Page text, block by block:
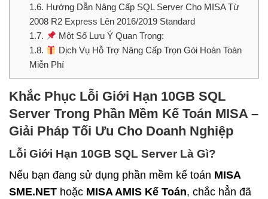
1.6. Hướng Dẫn Nâng Cấp SQL Server Cho MISA Từ
2008 R2 Express Lên 2016/2019 Standard
1.7.
Một Số Lưu Ý Quan Trọng:
1.8.
Dịch Vụ Hỗ Trợ Nâng Cấp Trọn Gói Hoàn Toàn
Miễn Phí
Khắc Phục Lỗi Giới Hạn 10GB SQL
Server Trong Phần Mềm Kế Toán MISA –
Giải Pháp Tối Ưu Cho Doanh Nghiệp
Lỗi Giới Hạn 10GB SQL Server Là Gì?
Nếu bạn đang sử dụng phần mềm kế toán MISA
SME.NET hoặc MISA AMIS Kế Toán, chắc hẳn đã